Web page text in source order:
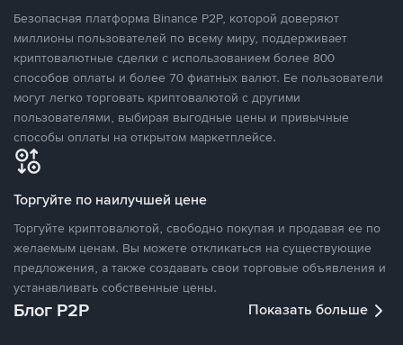
Безопасная платформа Binance P2P, которой доверяют
миллионы пользователей по всему миру, поддерживает
криптовалютные сделки с использованием более 800
способов оплаты и более 70 фиатных валют. Ее пользователи
могут легко торговать криптовалютой с другими
пользователями, выбирая выгодные цены и привычные
способы оплаты на открытом маркетплейсе.
Торгуйте по наилучшей цене
Торгуйте криптовалютой, свободно покупая и продавая ее по
желаемым ценам. Вы можете откликаться на существующие
предложения, а также создавать свои торговые объявления и
устанавливать собственные цены.
Блог P2P Показать больше